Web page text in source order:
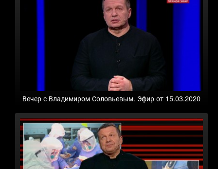
Вечер с Владимиром Соловьевым. Эфир от 15.03.2020